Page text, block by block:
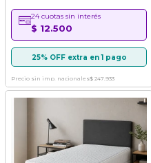
24 cuotas sin interés
$ 12.500
25% OFF extra en 1 pago
Precio sin imp. nacionales$ 247.933